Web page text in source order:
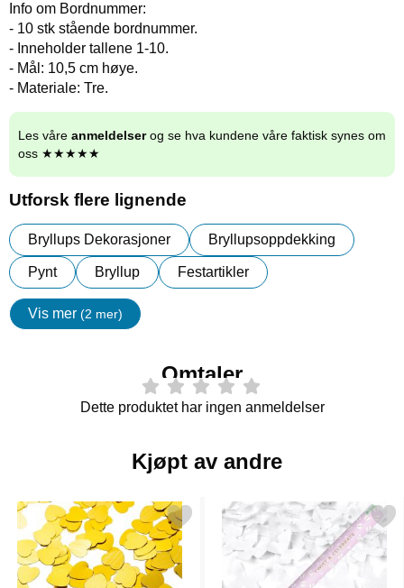
Info om Bordnummer:
- 10 stk stående bordnummer.
- Inneholder tallene 1-10.
- Mål: 10,5 cm høye.
- Materiale: Tre.
Les våre anmeldelserog se hva kundene våre faktisk synes om
oss ★★★★★
Utforsk flere lignende
Bryllups Dekorasjoner Bryllupsoppdekking
Pynt Bryllup Festartikler
Vis mer (2 mer)
egenskaper
Omtaler
Dette produktet har ingen anmeldelser
Kjøpt av andre
Merk hjertekonfetti Gull som favorittMerk stor Konfettikanon Hvite